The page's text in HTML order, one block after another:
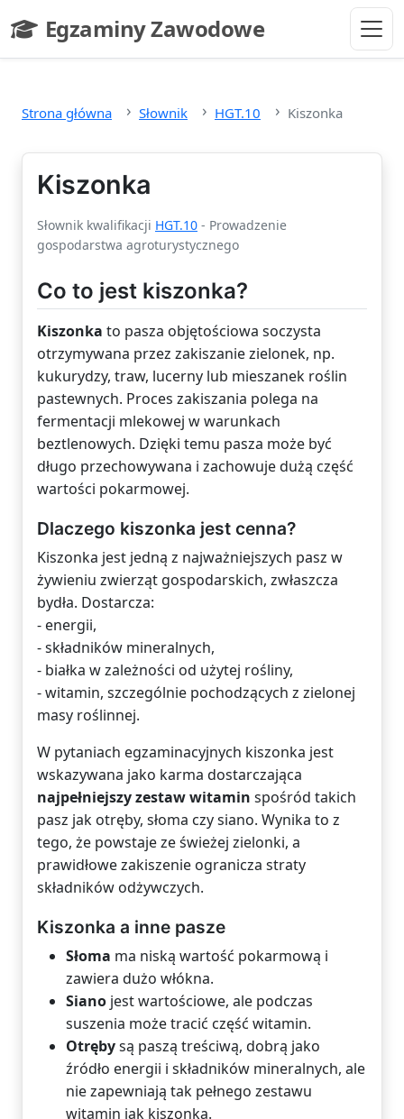
Egzaminy Zawodowe
- strona główna
Strona główna Słownik HGT.10 Kiszonka
Kiszonka
Słownik kwalifikacji HGT.10 - Prowadzenie
gospodarstwa agroturystycznego
Co to jest kiszonka?
Kiszonka to pasza objętościowa soczysta
otrzymywana przez zakiszanie zielonek, np.
kukurydzy, traw, lucerny lub mieszanek roślin
pastewnych. Proces zakiszania polega na
fermentacji mlekowej w warunkach
beztlenowych. Dzięki temu pasza może być
długo przechowywana i zachowuje dużą część
wartości pokarmowej.
Dlaczego kiszonka jest cenna?
Kiszonka jest jedną z najważniejszych pasz w
żywieniu zwierząt gospodarskich, zwłaszcza
bydła. Dostarcza:
- energii,
- składników mineralnych,
- białka w zależności od użytej rośliny,
- witamin, szczególnie pochodzących z zielonej
masy roślinnej.
W pytaniach egzaminacyjnych kiszonka jest
wskazywana jako karma dostarczająca
najpełniejszy zestaw witamin spośród takich
pasz jak otręby, słoma czy siano. Wynika to z
tego, że powstaje ze świeżej zielonki, a
prawidłowe zakiszenie ogranicza straty
składników odżywczych.
Kiszonka a inne pasze
Słoma ma niską wartość pokarmową i
zawiera dużo włókna.
Siano jest wartościowe, ale podczas
suszenia może tracić część witamin.
Otrębysą paszą treściwą, dobrą jako
źródło energii i składników mineralnych, ale
nie zapewniają tak pełnego zestawu
witamin jak kiszonka.